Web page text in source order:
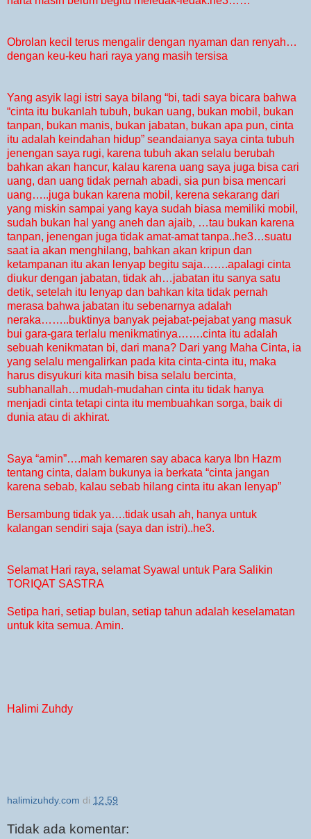
Obrolan kecil terus mengalir dengan nyaman dan renyah…
dengan keu-keu hari raya yang masih tersisa
Yang asyik lagi istri saya bilang “bi, tadi saya bicara bahwa
“cinta itu bukanlah tubuh, bukan uang, bukan mobil, bukan
tanpan, bukan manis, bukan jabatan, bukan apa pun, cinta
itu adalah keindahan hidup” seandaianya saya cinta tubuh
jenengan saya rugi, karena tubuh akan selalu berubah
bahkan akan hancur, kalau karena uang saya juga bisa cari
uang, dan uang tidak pernah abadi, sia pun bisa mencari
uang…..juga bukan karena mobil, kerena sekarang dari
yang miskin sampai yang kaya sudah biasa memiliki mobil,
sudah bukan hal yang aneh dan ajaib, …tau bukan karena
tanpan, jenengan juga tidak amat-amat tanpa..he3…suatu
saat ia akan menghilang, bahkan akan kripun dan
ketampanan itu akan lenyap begitu saja…….apalagi cinta
diukur dengan jabatan, tidak ah…jabatan itu sanya satu
detik, setelah itu lenyap dan bahkan kita tidak pernah
merasa bahwa jabatan itu sebenarnya adalah
neraka……..buktinya banyak pejabat-pejabat yang masuk
bui gara-gara terlalu menikmatinya…….cinta itu adalah
sebuah kenikmatan bi, dari mana? Dari yang Maha Cinta, ia
yang selalu mengalirkan pada kita cinta-cinta itu, maka
harus disyukuri kita masih bisa selalu bercinta,
subhanallah…mudah-mudahan cinta itu tidak hanya
menjadi cinta tetapi cinta itu membuahkan sorga, baik di
dunia atau di akhirat.
Saya “amin”….mah kemaren say abaca karya Ibn Hazm
tentang cinta, dalam bukunya ia berkata “cinta jangan
karena sebab, kalau sebab hilang cinta itu akan lenyap”
Bersambung tidak ya….tidak usah ah, hanya untuk
kalangan sendiri saja (saya dan istri)..he3.
Selamat Hari raya, selamat Syawal untuk Para Salikin
TORIQAT SASTRA
Setipa hari, setiap bulan, setiap tahun adalah keselamatan
untuk kita semua. Amin.
Halimi Zuhdy
halimizuhdy.com di 12.59
Tidak ada komentar: